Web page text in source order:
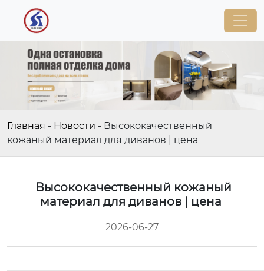
Главная - Новости - Высококачественный
кожаный материал для диванов | цена
Высококачественный кожаный
материал для диванов | цена
2026-06-27